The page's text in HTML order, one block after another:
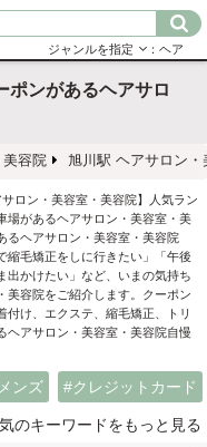
ジャンルを指定 ：ヘア
ポンがあるヘアサロ
美容院 旭川駅 ヘアサロン・
ロン・美容室・美容院】人気ラン
場があるヘアサロン・美容室・美
るヘアサロン・美容室・美容院
縮毛矯正をしに行きたい」「午後
出かけたい」など、いまの気持ち
美容院をご紹介します。クーポン
け、エクステ、縮毛矯正、トリ
ヘアサロン・美容室・美容院自慢
メンズ クレジットカード
のキーワードをもっと見る